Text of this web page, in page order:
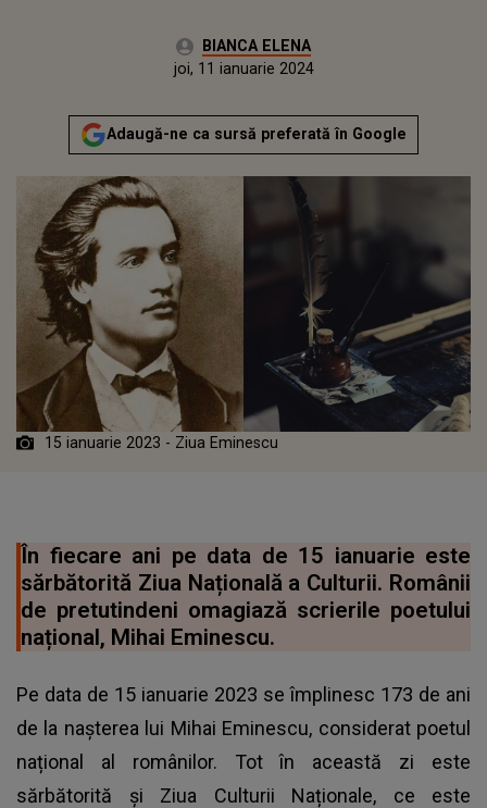
Autor:BIANCA ELENA
miercuri, 11 ianuarie 2023Actualizat:
joi, 11 ianuarie 2024
Adaugă-ne ca sursă preferată în Google
15 ianuarie 2023 - Ziua Eminescu
În fiecare ani pe data de 15 ianuarie este
sărbătorită Ziua Națională a Culturii. Românii
de pretutindeni omagiază scrierile poetului
național, Mihai Eminescu.
Pe data de 15 ianuarie 2023 se împlinesc 173 de ani
de la nașterea lui Mihai Eminescu, considerat poetul
național al românilor. Tot în această zi este
sărbătorită și Ziua Culturii Naționale, ce este